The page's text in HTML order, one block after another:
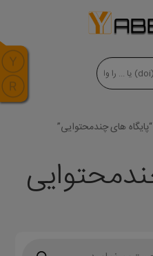
های چندمحتوایی”
modal-check